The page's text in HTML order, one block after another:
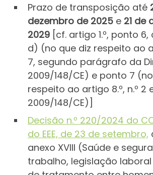
Prazo de transposição até
dezembro de 2025 e 21 de
2029 [cf. artigo 1.º, ponto
d) (no que diz respeito ao
7, segundo parágrafo da
2009/148/CE) e ponto 7
respeito ao artigo 8.º, n.º 2
2009/148/CE)]
Decisão n.º 220/2024 do
do EEE, de 23 de setembro,
anexo XVIII (Saúde e
trabalho, legislação